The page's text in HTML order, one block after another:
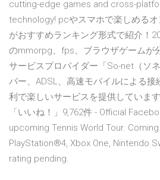
cutting-edge games and cross-
technology! pcやスマホで楽しめる
がおすすめランキング形式で紹介！
のmmorpg、fps、ブラウザゲームが
サービスプロバイダー「So-net（ソ
バー、ADSL、高速モバイルによる接
利で楽しいサービスを提供していま
「いいね！」9,762件 - Official
upcoming Tennis World Tour.
PlayStation®4, Xbox One, Nintendo
rating pending.